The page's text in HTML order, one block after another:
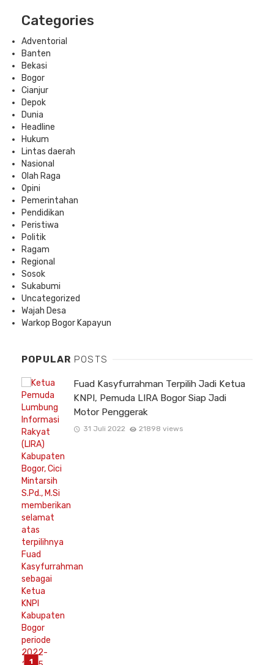
Categories
Adventorial
Banten
Bekasi
Bogor
Cianjur
Depok
Dunia
Headline
Hukum
Lintas daerah
Nasional
Olah Raga
Opini
Pemerintahan
Pendidikan
Peristiwa
Politik
Ragam
Regional
Sosok
Sukabumi
Uncategorized
Wajah Desa
Warkop Bogor Kapayun
POPULAR POSTS
Fuad Kasyfurrahman Terpilih Jadi Ketua
KNPI, Pemuda LIRA Bogor Siap Jadi
Motor Penggerak
31 Juli 2022 21898 views